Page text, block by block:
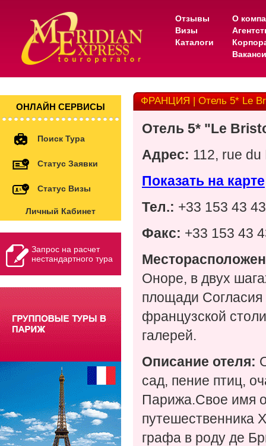
Отзывы
Визы
Каталоги
О
ОНЛАЙН СЕРВИСЫ
Поиск Тура
Статус Заявки
Статус Визы
Личный Кабинет
Запрос на расчет
нестандартного тура
ФРАНЦИЯ | Отель 5* Le
Отель 5* "Le
Адрес: 112, rue
Показать на карте
Тел.: +33 153 43
Факс: +33 153 43
Оноре, в двух
площади
французской
галерей.
Описание отеля:
сад, пение птиц,
Парижа.Свое имя
путешественника
графа в роду де